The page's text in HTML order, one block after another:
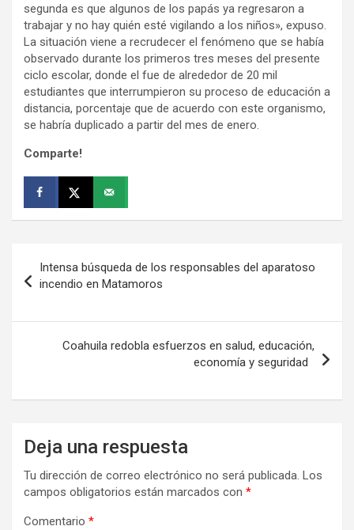
segunda es que algunos de los papás ya regresaron a
trabajar y no hay quién esté vigilando a los niños», expuso.
La situación viene a recrudecer el fenómeno que se había
observado durante los primeros tres meses del presente
ciclo escolar, donde el fue de alrededor de 20 mil
estudiantes que interrumpieron su proceso de educación a
distancia, porcentaje que de acuerdo con este organismo,
se habría duplicado a partir del mes de enero.
Comparte!
de
Intensa búsqueda de los responsables del aparatoso
incendio en Matamoros
Coahuila redobla esfuerzos en salud, educación,
economía y seguridad
Deja una respuesta
Tu dirección de correo electrónico no será publicada. Los
campos obligatorios están marcados con *
Comentario *